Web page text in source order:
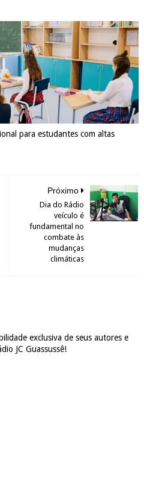
para estudantes com altas
Próximo
Dia do Rádio
veículo é
fundamental no
combate às
mudanças
climáticas
exclusiva de seus autores e
JC Guassussê!